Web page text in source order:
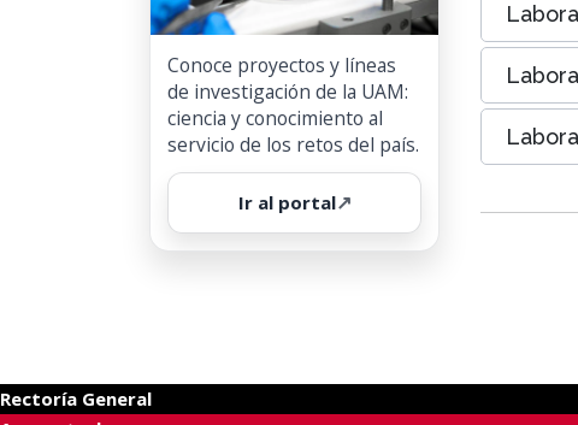
Conoce proyectos y líneas
de investigación de la UAM:
ciencia y conocimiento al
servicio de los retos del país.
Ir al portal↗
Rectoría General